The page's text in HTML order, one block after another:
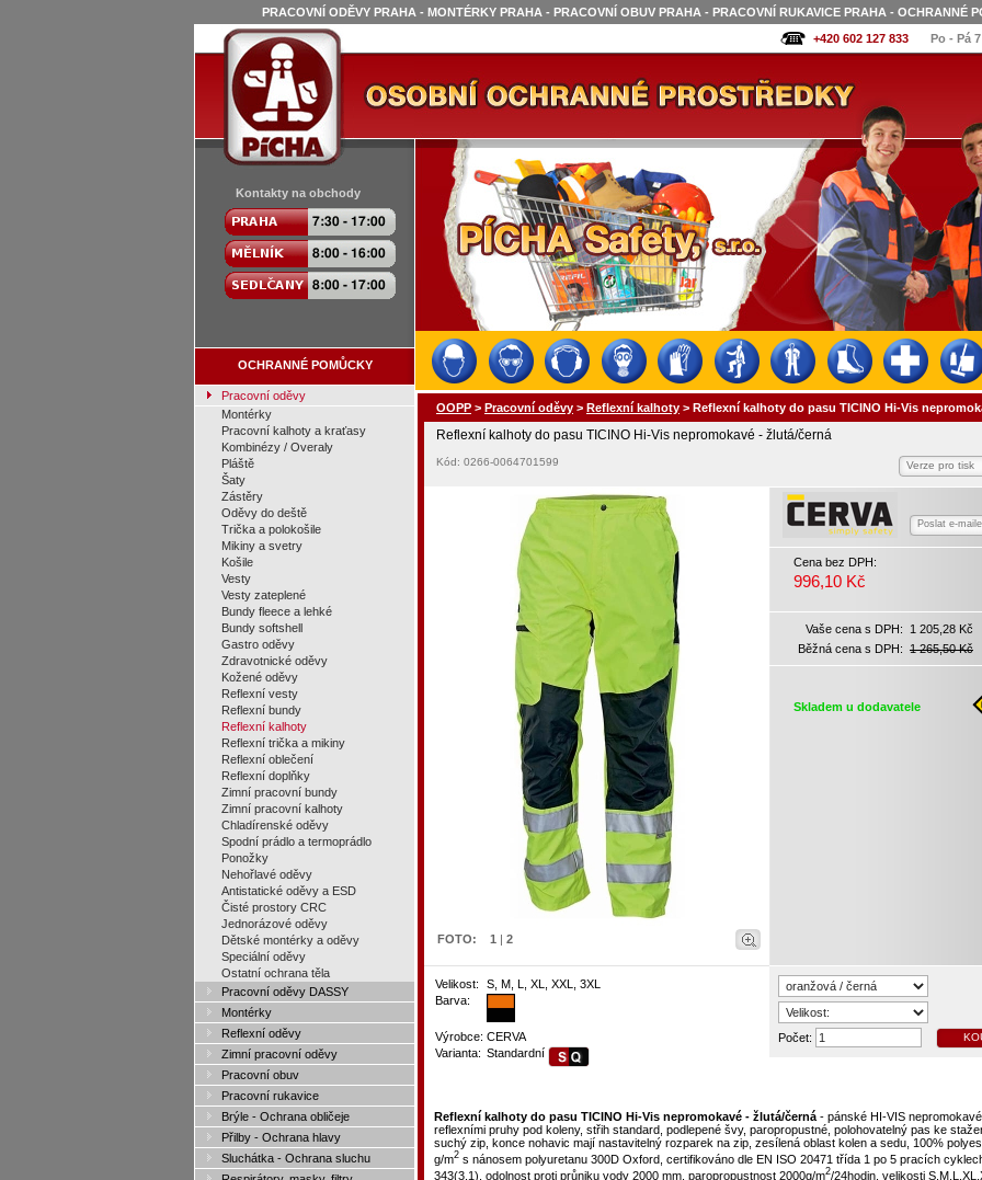
PRACOVNÍ ODĚVY PRAHA - MONTÉRKY PRAHA - PRACOVNÍ OBUV PRAHA - PRACOVNÍ RUKAVICE PRAHA - OCHRANNÉ
+420 602 127 833
Po - Pá
Kontakty na obchody
OCHRANNÉ POMŮCKY
Pracovní oděvy
Montérky
Pracovní kalhoty a kraťasy
Kombinézy / Overaly
Pláště
Šaty
Zástěry
Oděvy do deště
Trička a polokošile
Mikiny a svetry
Košile
Vesty
Vesty zateplené
Bundy fleece a lehké
Bundy softshell
Gastro oděvy
Zdravotnické oděvy
Kožené oděvy
Reflexní vesty
Reflexní bundy
Reflexní kalhoty
Reflexní trička a mikiny
Reflexní oblečení
Reflexní doplňky
Zimní pracovní bundy
Zimní pracovní kalhoty
Chladírenské oděvy
Spodní prádlo a termoprádlo
Ponožky
Nehořlavé oděvy
Antistatické oděvy a ESD
Čisté prostory CRC
Jednorázové oděvy
Dětské montérky a oděvy
Speciální oděvy
Ostatní ochrana těla
Pracovní oděvy DASSY
Montérky
Reflexní oděvy
Zimní pracovní oděvy
Pracovní obuv
Pracovní rukavice
Brýle - Ochrana obličeje
Přilby - Ochrana hlavy
Sluchátka - Ochrana sluchu
OOPP > Pracovní oděvy > Reflexní kalhoty > Reflexní kalhoty do pasu TICINO Hi-Vis
Reflexní kalhoty do pasu TICINO Hi-Vis nepromokavé - žlutá/černá
Kód: 0266-0064701599 Verze pro tisk
FOTO: 1 | 2
Poslat e-
Cena bez DPH:
996,10 Kč
Vaše cena s DPH:
1 205,28 Kč
Běžná cena s DPH: 1 265,50 Kč
Skladem u dodavatele
Velikost:
S, M, L, XL, XXL, 3XL
Barva:
Výrobce: CERVA
Varianta: Standardní
Počet:
Reflexní kalhoty do pasu TICINO Hi-Vis nepromokavé - žlutá/černá - pánské HI-VIS
reflexními pruhy pod koleny, střih standard, podlepené švy, paropropustné, polohovatelný pas ke
suchý zip, konce nohavic mají nastavitelný rozparek na zip, zesílená oblast kolen a sedu, 100%
g/m2 s nánosem polyuretanu 300D Oxford, certifikováno dle EN ISO 20471 třída 1 po 5 pracích
343(3,1), odolnost proti průniku vody 2000 mm, paropropustnost 2000g/m2/24hodin, velikosti